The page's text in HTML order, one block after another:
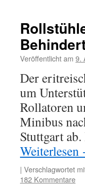
Veröffentlicht am 9.
Der
um
Rollatoren
Minibus
Stuttgart
Weiterlesen
| Verschlagwortet
182 Kommentare